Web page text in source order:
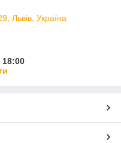
Львів, Україна
18:00